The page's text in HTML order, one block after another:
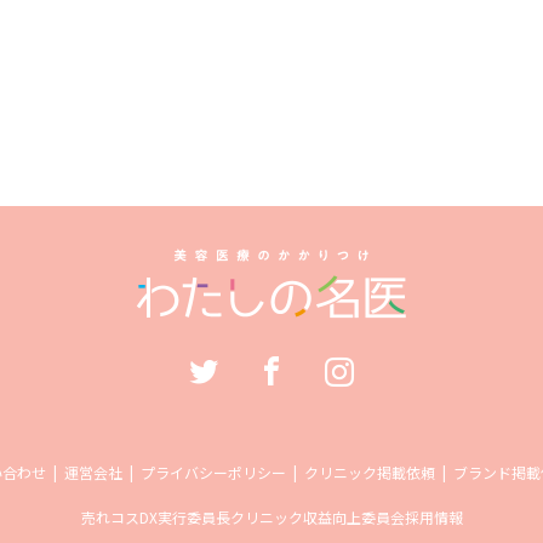
わせ 運営会社 プライバシーポリシー クリニック掲載依頼 ブランド掲
売れコスDX実行委員長クリニック収益向上委員会採用情報